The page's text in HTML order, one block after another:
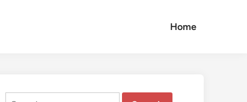
Home
Search